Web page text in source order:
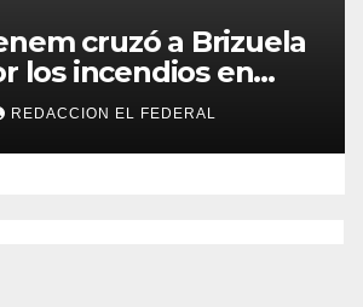
cruzó a Brizuela
los incendios en
“Miente
REDACCION EL FEDERAL